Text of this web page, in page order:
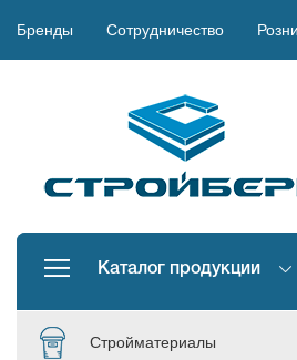
Бренды Сотрудничество
Каталог продукции
Стройматериалы